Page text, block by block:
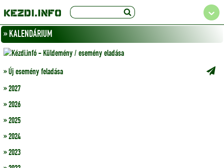
» KALENDÁRIUM
» Új esemény feladása
» 2027
» 2026
» 2025
» 2024
» 2023